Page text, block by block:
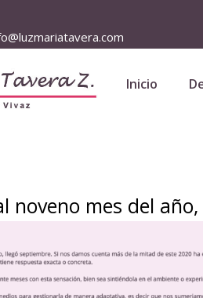
Inicio
noveno mes del